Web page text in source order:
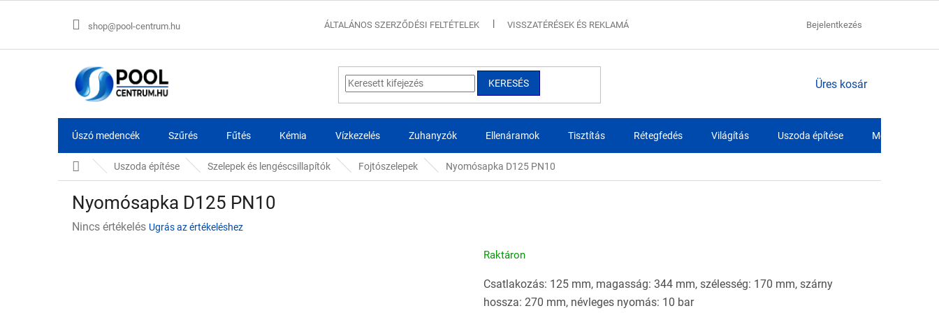
shop@pool-centrum.hu ÁLTALÁNOS SZERZŐDÉSI FELTÉTELEK VISSZATÉRÉSEK ÉS REKLAMÁCIÓK SZÁLLÍTÁSI FELTÉTELEK
Bejelentkezés
KERESÉS KOSÁR
Üres kosár
Úszó medencék Szűrés Fűtés Kémia Vízkezelés Zuhanyzók Ellenáramok Tisztítás Rétegfedés Világítás Uszoda építése Medence fóliák
KezdőlapUszoda építése Szelepek és lengéscsillapítók Fojtószelepek Nyomósapka D125 PN10
Nyomósapka D125 PN10
ANincs értékelés Ugrás az értékeléshez
Raktáron
Csatlakozás: 125 mm, magasság: 344 mm, szélesség: 170 mm, szárny
hossza: 270 mm, névleges nyomás: 10 bar